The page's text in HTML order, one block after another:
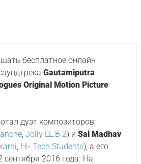
бесплатное онлайн
Gautamiputra
Original Motion Picture
дуэт композиторов:
, Jolly LL.B 2) и Sai Madhav
, Hi- Tech Students), а его
сентября 2016 года. На